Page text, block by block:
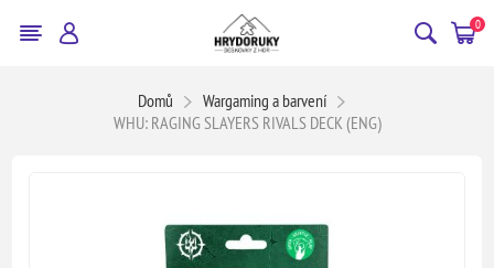
0
Domů
Wargaming a barvení
WHU: RAGING SLAYERS RIVALS DECK (ENG)